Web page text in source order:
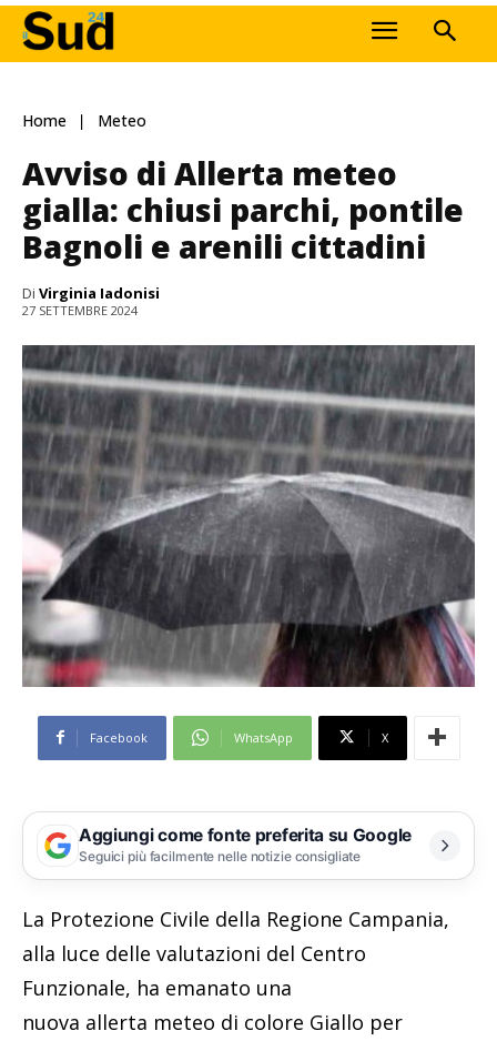
Home Meteo
Avviso di Allerta meteo
gialla: chiusi parchi, pontile
Bagnoli e arenili cittadini
Di Virginia Iadonisi
27 SETTEMBRE 2024
Facebook WhatsApp X
Aggiungi come fonte preferita su Google
Seguici più facilmente nelle notizie consigliate
La Protezione Civile della Regione Campania,
alla luce delle valutazioni del Centro
Funzionale, ha emanato una
nuova allerta meteo di colore Giallo per